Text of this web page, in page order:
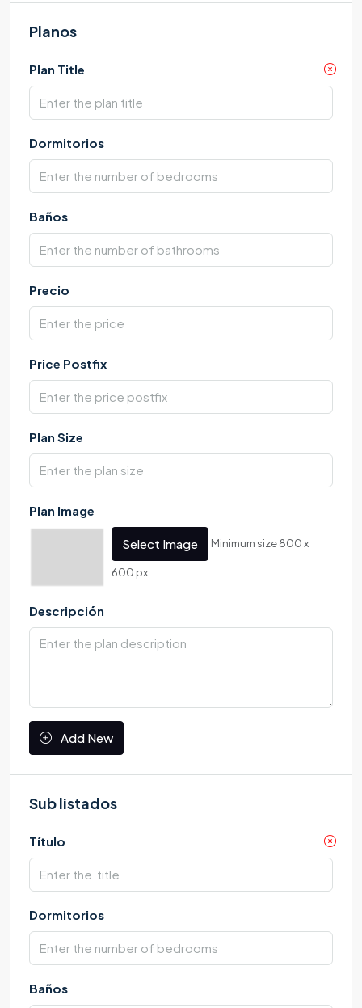
Planos
Plan Title
Dormitorios
Baños
Precio
Price Postfix
Plan Size
Plan Image
Select Image Minimum size 800 x
600 px
Descripción
Add New
Sub listados
Título
Dormitorios
Baños